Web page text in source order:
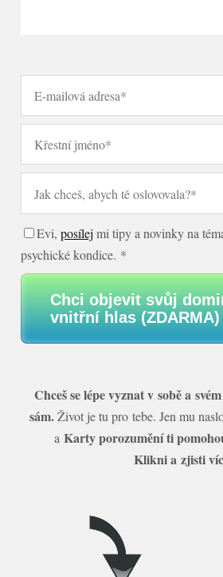
Evi,posílej mi tipy a novinky na
psychické kondice. *
Chci objevit svůj
vnitřní hlas (ZDARMA)
Chceš se lépe vyznat v sobě a
sám.Život je tu pro tebe. Jen mu
a Karty porozumění ti
Klikni a zjisti víc